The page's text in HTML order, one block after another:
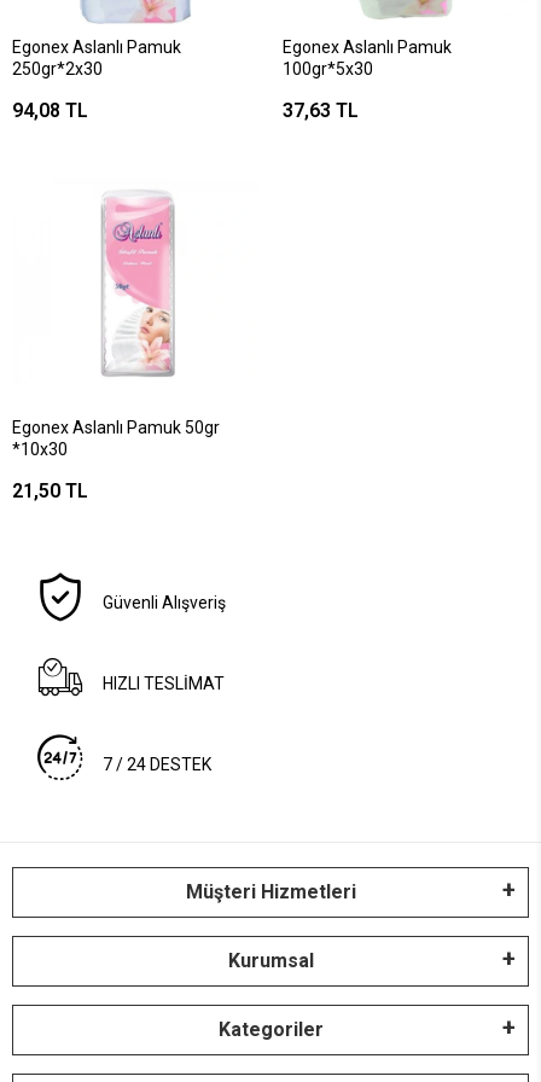
Egonex Aslanlı Pamuk
250gr*2x30
94,08 TL
Egonex Aslanlı Pamuk
100gr*5x30
37,63 TL
Egonex Aslanlı Pamuk 50gr
*10x30
21,50 TL
Güvenli Alışveriş
HIZLI TESLİMAT
7 / 24 DESTEK
Müşteri Hizmetleri
Kurumsal
Kategoriler